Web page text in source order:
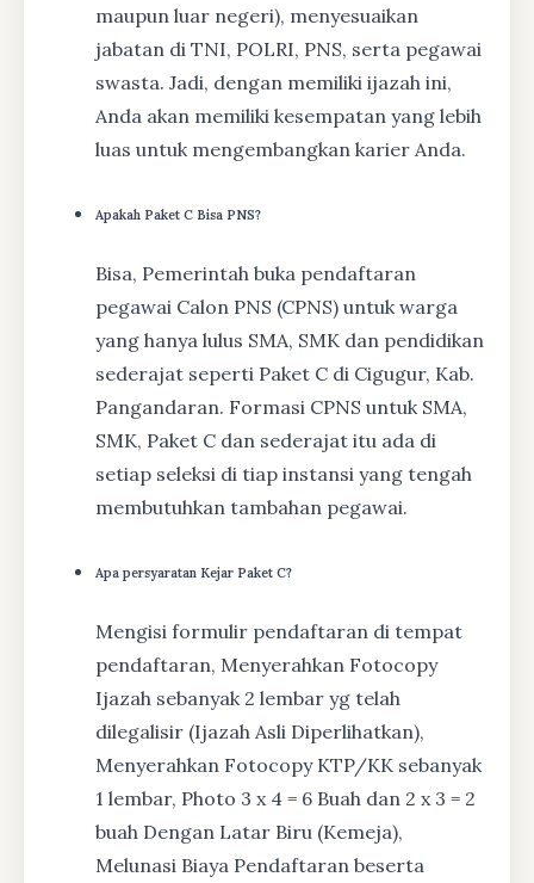
maupun luar negeri), menyesuaikan
jabatan di TNI, POLRI, PNS, serta pegawai
swasta. Jadi, dengan memiliki ijazah ini,
Anda akan memiliki kesempatan yang lebih
luas untuk mengembangkan karier Anda.
Apakah Paket C Bisa PNS?
Bisa, Pemerintah buka pendaftaran
pegawai Calon PNS (CPNS) untuk warga
yang hanya lulus SMA, SMK dan pendidikan
sederajat seperti Paket C di Cigugur, Kab.
Pangandaran. Formasi CPNS untuk SMA,
SMK, Paket C dan sederajat itu ada di
setiap seleksi di tiap instansi yang tengah
membutuhkan tambahan pegawai.
Apa persyaratan Kejar Paket C?
Mengisi formulir pendaftaran di tempat
pendaftaran, Menyerahkan Fotocopy
Ijazah sebanyak 2 lembar yg telah
dilegalisir (Ijazah Asli Diperlihatkan),
Menyerahkan Fotocopy KTP/KK sebanyak
1 lembar, Photo 3 x 4 = 6 Buah dan 2 x 3 = 2
buah Dengan Latar Biru (Kemeja),
Melunasi Biaya Pendaftaran beserta